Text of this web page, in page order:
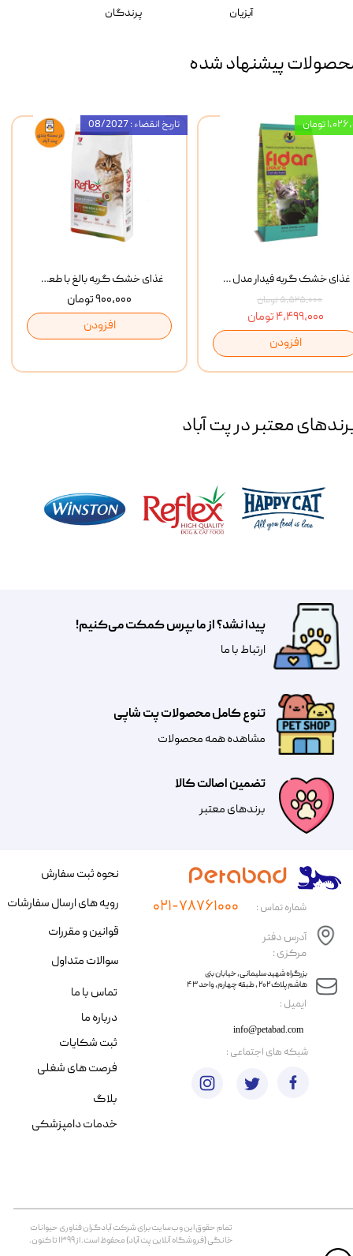
آبزیان پرندگان
پیشنهاد شده
غذای خشک گربه بالغ با طعم مرغ و برنج رفلکس Reflex Multi Color Chicken And Rice وزن 1 کیلوگرم
۹۰۰,۰۰۰ تومان
افزودن
تاریخ انقضاء : 08/2027
غذای خشک گربه فیدار مدل Adult وزن 10 کیلوگرم
۵,۵۲۵,۰۰۰ تومان
۴,۴۹۹,۰۰۰ تومان
افزودن
تومان
معتبر در پت آباد
تضمین اصالت کالا
​​برندهای معتبر​​​​​​​
تنوع کامل محصولات پت شاپی
مشاهده همه محصولات
پیدا نشد؟ از ما بپرس کمکت می‌کنیم!
​​​ارتباط با ما
​ایمیل :
آدرس دفتر
مرکزی :
info@petabad.com
​​بزرگراه شهید سلیمانی، خیابان بنی
هاشم پلاک ۲۰۲ ، طبقه چهارم، واحد ۴۳
شماره تماس : ۰۲۱-۷۸۷۶۱۰۰۰
تمام حقوق اين وب‌سايت برای شرکت آبادگران فناوری حیوانات
خانگی (فروشگاه آنلاین پت آباد) محفوظ است. از ۱۳۹۹ تا کنون.
نحوه ثبت سفارش
رویه های ارسال سفارشات
قوانین و مقررات
سوالات متداول
تماس با ما
درباره ما
ثبت شکایات
فرصت های شغلی
​شبکه های اجتماعی :
بلاگ
خدمات دامپزشکی